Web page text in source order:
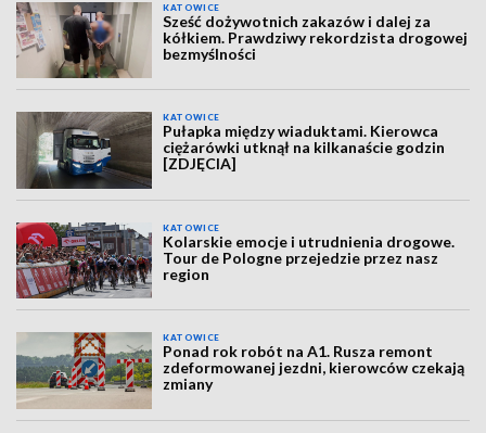
KATOWICE
Sześć dożywotnich zakazów i dalej za
kółkiem. Prawdziwy rekordzista drogowej
bezmyślności
KATOWICE
Pułapka między wiaduktami. Kierowca
ciężarówki utknął na kilkanaście godzin
[ZDJĘCIA]
KATOWICE
Kolarskie emocje i utrudnienia drogowe.
Tour de Pologne przejedzie przez nasz
region
KATOWICE
Ponad rok robót na A1. Rusza remont
zdeformowanej jezdni, kierowców czekają
zmiany